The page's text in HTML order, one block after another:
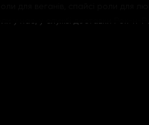
у нас, у службі доставки Рок-